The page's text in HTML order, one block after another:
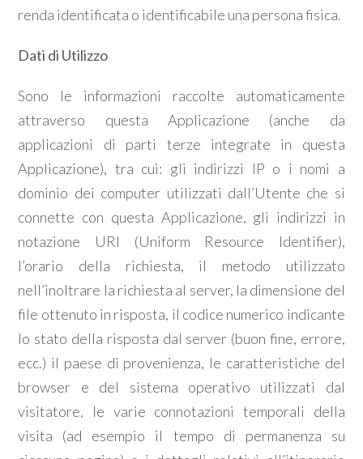
renda identificata o identificabile una persona fisica.
Dati di Utilizzo
Sono le informazioni raccolte automaticamente
attraverso questa Applicazione (anche da
applicazioni di parti terze integrate in questa
Applicazione), tra cui: gli indirizzi IP o i nomi a
dominio dei computer utilizzati dall’Utente che si
connette con questa Applicazione, gli indirizzi in
notazione URI (Uniform Resource Identifier),
l’orario della richiesta, il metodo utilizzato
nell’inoltrare la richiesta al server, la dimensione del
file ottenuto in risposta, il codice numerico indicante
lo stato della risposta dal server (buon fine, errore,
ecc.) il paese di provenienza, le caratteristiche del
browser e del sistema operativo utilizzati dal
visitatore, le varie connotazioni temporali della
visita (ad esempio il tempo di permanenza su